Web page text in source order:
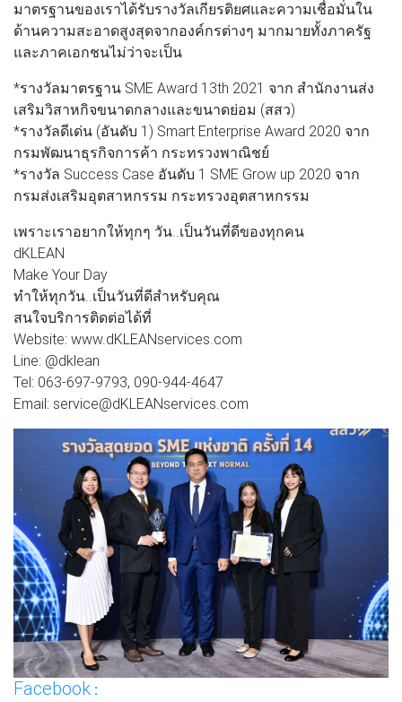
มาตรฐานของเราได้รับรางวัลเกียรติยศและความเชื่อมั่นใน
ด้านความสะอาดสูงสุดจากองค์กรต่างๆ มากมายทั้งภาครัฐ
และภาคเอกชนไม่ว่าจะเป็น
*รางวัลมาตรฐาน SME Award 13th 2021 จาก สำนักงานส่ง
เสริมวิสาหกิจขนาดกลางและขนาดย่อม (สสว)
*รางวัลดีเด่น (อันดับ 1) Smart Enterprise Award 2020 จาก
กรมพัฒนาธุรกิจการค้า กระทรวงพาณิชย์
*รางวัล Success Case อันดับ 1 SME Grow up 2020 จาก
กรมส่งเสริมอุตสาหกรรม กระทรวงอุตสาหกรรม
เพราะเราอยากให้ทุกๆ วัน..เป็นวันที่ดีของทุกคน
dKLEAN
Make Your Day
ทำให้ทุกวัน..เป็นวันที่ดีสำหรับคุณ
สนใจบริการติดต่อได้ที่
Website: www.dKLEANservices.com
Line: @dklean
Tel: 063-697-9793, 090-944-4647
Email: service@dKLEANservices.com
Facebook :